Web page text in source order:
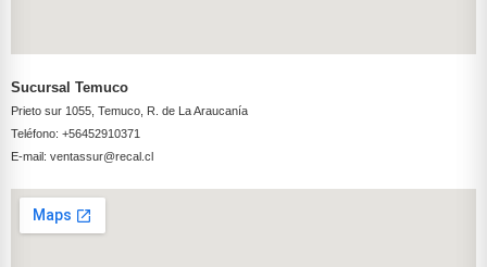
Sucursal Temuco
Prieto sur 1055, Temuco, R. de La Araucanía
Teléfono: +56452910371
E-mail: ventassur@recal.cl